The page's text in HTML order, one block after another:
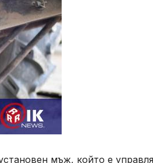
мъж, който е